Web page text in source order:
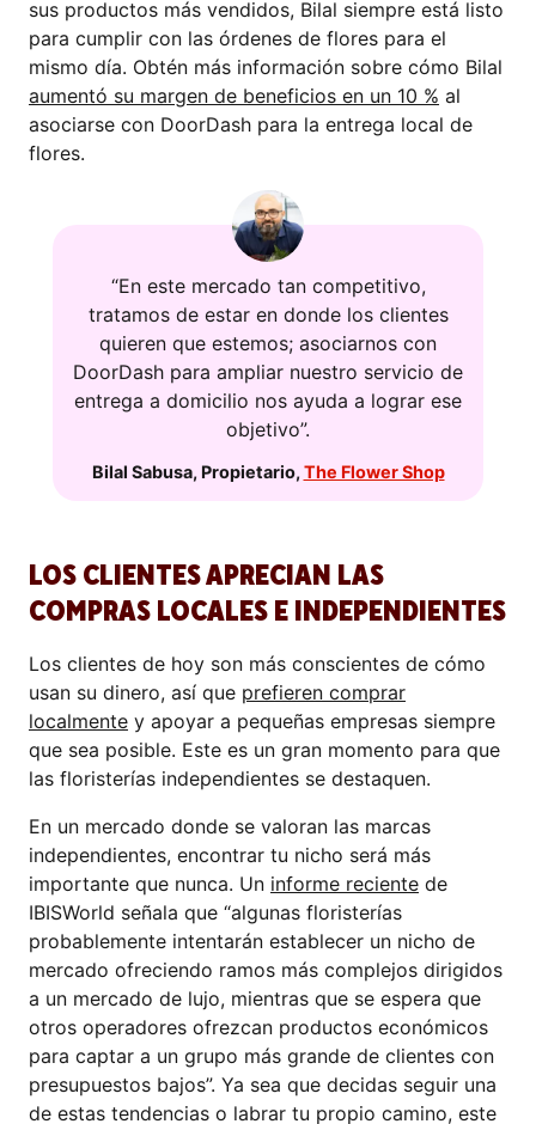
sus productos más vendidos, Bilal siempre está listo
para cumplir con las órdenes de flores para el
mismo día. Obtén más información sobre cómo Bilal
aumentó su margen de beneficios en un 10 % al
asociarse con DoorDash para la entrega local de
flores.
“En este mercado tan competitivo,
tratamos de estar en donde los clientes
quieren que estemos; asociarnos con
DoorDash para ampliar nuestro servicio de
entrega a domicilio nos ayuda a lograr ese
objetivo”.
Bilal Sabusa, Propietario, The Flower Shop
LOS CLIENTES APRECIAN LAS
COMPRAS LOCALES E INDEPENDIENTES
Los clientes de hoy son más conscientes de cómo
usan su dinero, así que prefieren comprar
localmente y apoyar a pequeñas empresas siempre
que sea posible. Este es un gran momento para que
las floristerías independientes se destaquen.
En un mercado donde se valoran las marcas
independientes, encontrar tu nicho será más
importante que nunca. Un informe reciente de
IBISWorld señala que “algunas floristerías
probablemente intentarán establecer un nicho de
mercado ofreciendo ramos más complejos dirigidos
a un mercado de lujo, mientras que se espera que
otros operadores ofrezcan productos económicos
para captar a un grupo más grande de clientes con
presupuestos bajos”. Ya sea que decidas seguir una
de estas tendencias o labrar tu propio camino, este